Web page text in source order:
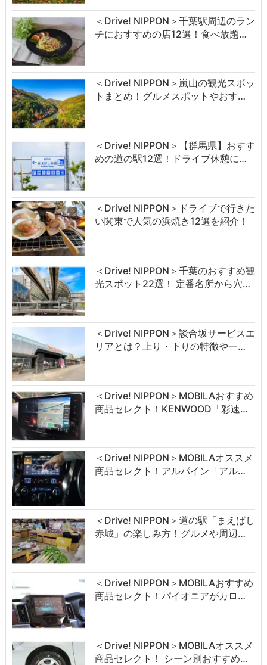
＜Drive! NIPPON＞千葉駅周辺のラン
チにおすすめの店12選！食べ放題…
＜Drive! NIPPON＞嵐山の観光スポッ
トまとめ！グルメスポットやおす…
＜Drive! NIPPON＞【群馬県】おすす
めの道の駅12選！ドライブ休憩に…
＜Drive! NIPPON＞ドライブで行きた
い関東で人気の浜焼き12選を紹介！
＜Drive! NIPPON＞千葉のおすすめ観
光スポット22選！ 定番名所から穴…
＜Drive! NIPPON＞談合坂サービスエ
リアとは？上り・下りの特徴や一…
＜Drive! NIPPON＞MOBILAおすすめ
商品セレクト！KENWOOD「彩速…
＜Drive! NIPPON＞MOBILAオススメ
商品セレクト！アルパイン「アル…
＜Drive! NIPPON＞道の駅「まえばし
赤城」の楽しみ方！グルメや周辺…
＜Drive! NIPPON＞MOBILAおすすめ
商品セレクト！パイオニアがカロ…
＜Drive! NIPPON＞MOBILAオススメ
商品セレクト！ シーン別おすすめ…